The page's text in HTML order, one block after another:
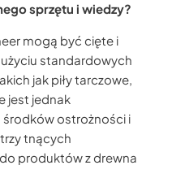
sprzętu i wiedzy?
mogą być cięte i
standardowych
jak piły tarczowe,
jest jednak
ostrożności i
tnących
produktów z drewna